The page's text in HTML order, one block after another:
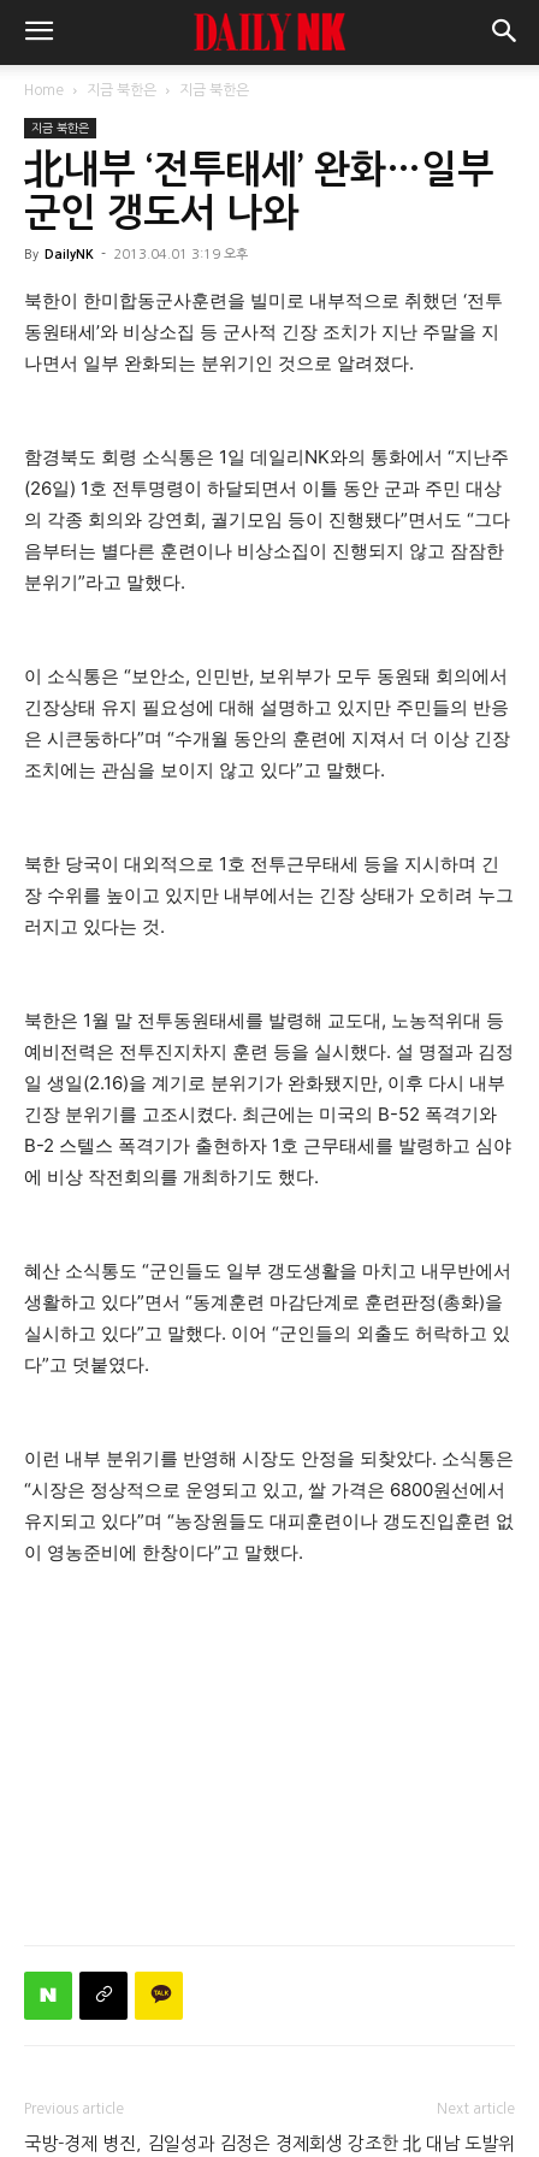
Home 지금 북한은 지금 북한은
지금 북한은
北내부 ‘전투태세’ 완화…일부
군인 갱도서 나와
By DailyNK - 2013.04.01 3:19 오후
북한이 한미합동군사훈련을 빌미로 내부적으로 취했던 ‘전투
동원태세’와 비상소집 등 군사적 긴장 조치가 지난 주말을 지
나면서 일부 완화되는 분위기인 것으로 알려졌다.
함경북도 회령 소식통은 1일 데일리NK와의 통화에서 “지난주
(26일) 1호 전투명령이 하달되면서 이틀 동안 군과 주민 대상
의 각종 회의와 강연회, 궐기모임 등이 진행됐다”면서도 “그다
음부터는 별다른 훈련이나 비상소집이 진행되지 않고 잠잠한
분위기”라고 말했다.
이 소식통은 “보안소, 인민반, 보위부가 모두 동원돼 회의에서
긴장상태 유지 필요성에 대해 설명하고 있지만 주민들의 반응
은 시큰둥하다”며 “수개월 동안의 훈련에 지져서 더 이상 긴장
조치에는 관심을 보이지 않고 있다”고 말했다.
북한 당국이 대외적으로 1호 전투근무태세 등을 지시하며 긴
장 수위를 높이고 있지만 내부에서는 긴장 상태가 오히려 누그
러지고 있다는 것.
북한은 1월 말 전투동원태세를 발령해 교도대, 노농적위대 등
예비전력은 전투진지차지 훈련 등을 실시했다. 설 명절과 김정
일 생일(2.16)을 계기로 분위기가 완화됐지만, 이후 다시 내부
긴장 분위기를 고조시켰다. 최근에는 미국의 B-52 폭격기와
B-2 스텔스 폭격기가 출현하자 1호 근무태세를 발령하고 심야
에 비상 작전회의를 개최하기도 했다.
혜산 소식통도 “군인들도 일부 갱도생활을 마치고 내무반에서
생활하고 있다”면서 “동계훈련 마감단계로 훈련판정(총화)을
실시하고 있다”고 말했다. 이어 “군인들의 외출도 허락하고 있
다”고 덧붙였다.
이런 내부 분위기를 반영해 시장도 안정을 되찾았다. 소식통은
“시장은 정상적으로 운영되고 있고, 쌀 가격은 6800원선에서
유지되고 있다”며 “농장원들도 대피훈련이나 갱도진입훈련 없
이 영농준비에 한창이다”고 말했다.
Previous article
국방-경제 병진, 김일성과 김정은
Next article
경제회생 강조한 北 대남 도발위